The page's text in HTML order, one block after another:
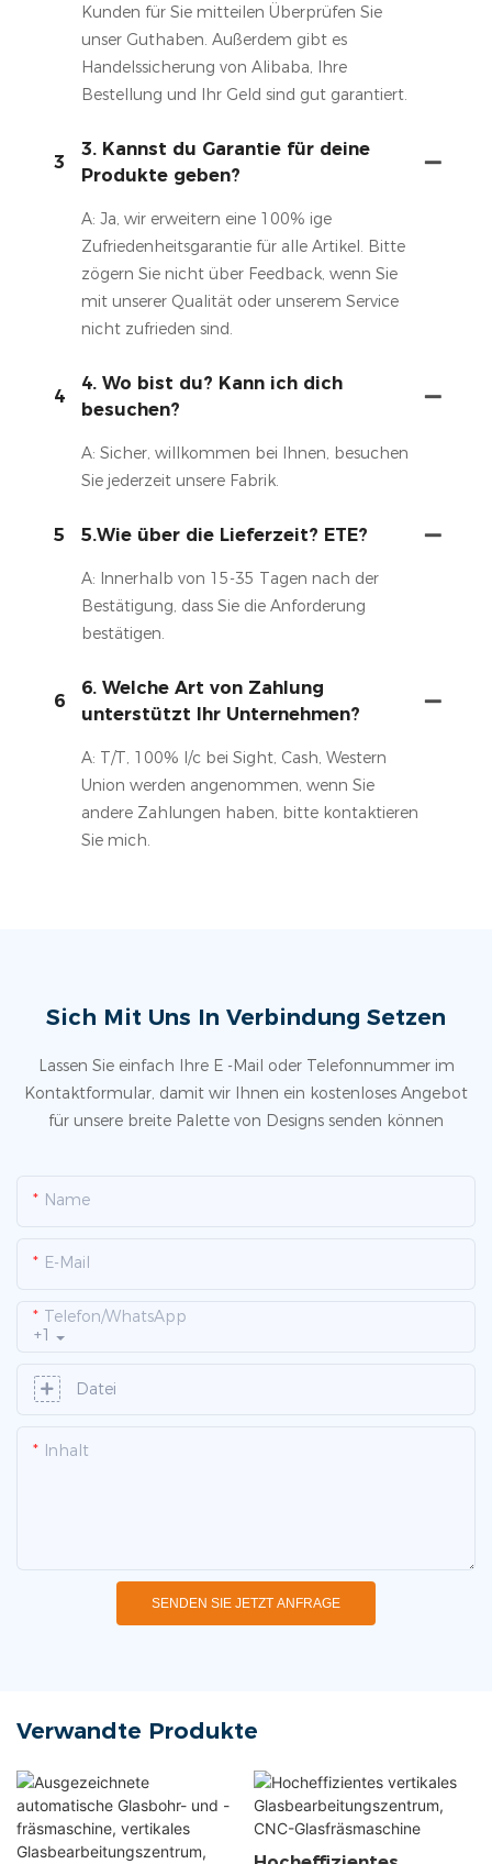
Kunden für Sie mitteilen Überprüfen Sie
unser Guthaben. Außerdem gibt es
Handelssicherung von Alibaba, Ihre
Bestellung und Ihr Geld sind gut garantiert.
3
3. Kannst du Garantie für deine
Produkte geben?
A: Ja, wir erweitern eine 100% ige
Zufriedenheitsgarantie für alle Artikel. Bitte
zögern Sie nicht über Feedback, wenn Sie
mit unserer Qualität oder unserem Service
nicht zufrieden sind.
4
4. Wo bist du? Kann ich dich
besuchen?
A: Sicher, willkommen bei Ihnen, besuchen
Sie jederzeit unsere Fabrik.
5 5.Wie über die Lieferzeit? ETE?
A: Innerhalb von 15-35 Tagen nach der
Bestätigung, dass Sie die Anforderung
bestätigen.
6
6. Welche Art von Zahlung
unterstützt Ihr Unternehmen?
A: T/T, 100% l/c bei Sight, Cash, Western
Union werden angenommen, wenn Sie
andere Zahlungen haben, bitte kontaktieren
Sie mich.
Sich Mit Uns In Verbindung Setzen
Lassen Sie einfach Ihre E -Mail oder Telefonnummer im
Kontaktformular, damit wir Ihnen ein kostenloses Angebot
für unsere breite Palette von Designs senden können
Name
E-Mail
+1
Telefon/WhatsApp
Datei
Inhalt
SENDEN SIE JETZT ANFRAGE
Verwandte Produkte